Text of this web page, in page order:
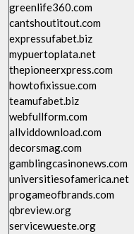
greenlife360.com
cantshoutitout.com
expressufabet.biz
mypuertoplata.net
thepioneerxpress.com
howtofixissue.com
teamufabet.biz
webfullform.com
allviddownload.com
decorsmag.com
gamblingcasinonews.com
universitiesofamerica.net
progameofbrands.com
qbreview.org
servicewueste.org